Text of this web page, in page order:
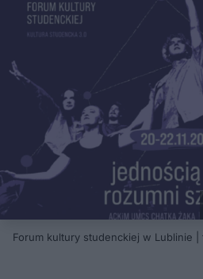
Forum kultury studenckiej w Lublinie |